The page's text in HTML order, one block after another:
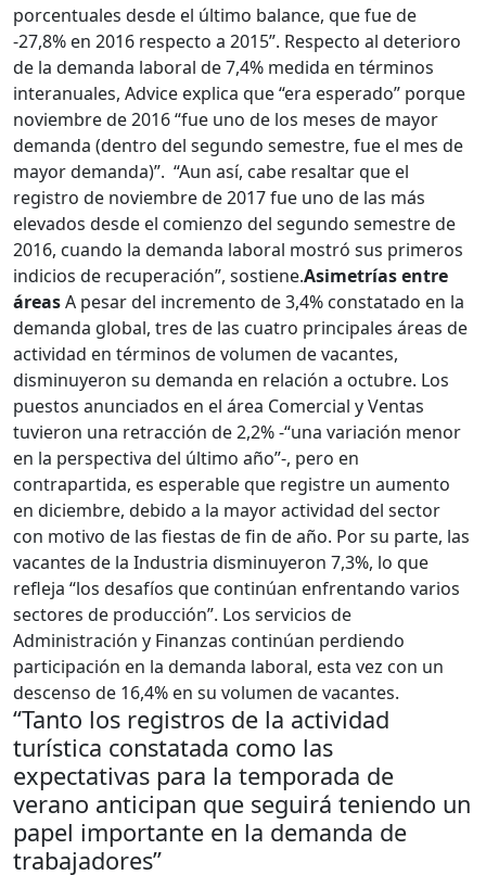
porcentuales desde el último balance, que fue de
-27,8% en 2016 respecto a 2015”. Respecto al deterioro
de la demanda laboral de 7,4% medida en términos
interanuales, Advice explica que “era esperado” porque
noviembre de 2016 “fue uno de los meses de mayor
demanda (dentro del segundo semestre, fue el mes de
mayor demanda)”. “Aun así, cabe resaltar que el
registro de noviembre de 2017 fue uno de las más
elevados desde el comienzo del segundo semestre de
2016, cuando la demanda laboral mostró sus primeros
indicios de recuperación”, sostiene.Asimetrías entre
áreasA pesar del incremento de 3,4% constatado en la
demanda global, tres de las cuatro principales áreas de
actividad en términos de volumen de vacantes,
disminuyeron su demanda en relación a octubre. Los
puestos anunciados en el área Comercial y Ventas
tuvieron una retracción de 2,2% -“una variación menor
en la perspectiva del último año”-, pero en
contrapartida, es esperable que registre un aumento
en diciembre, debido a la mayor actividad del sector
con motivo de las fiestas de fin de año. Por su parte, las
vacantes de la Industria disminuyeron 7,3%, lo que
refleja “los desafíos que continúan enfrentando varios
sectores de producción”. Los servicios de
Administración y Finanzas continúan perdiendo
participación en la demanda laboral, esta vez con un
descenso de 16,4% en su volumen de vacantes.
“Tanto los registros de la actividad
turística constatada como las
expectativas para la temporada de
verano anticipan que seguirá teniendo un
papel importante en la demanda de
trabajadores”